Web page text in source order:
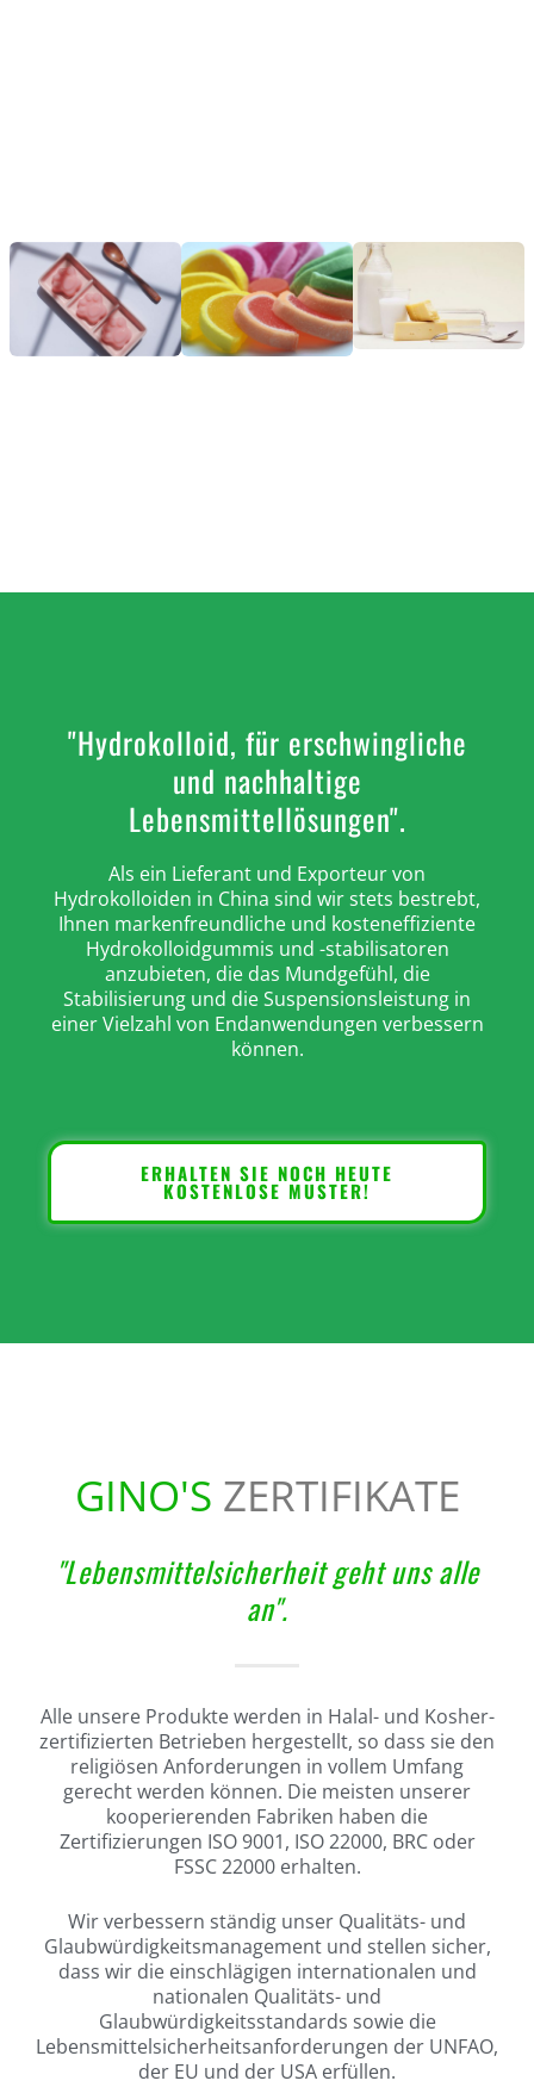
"Hydrokolloid, für erschwingliche
und nachhaltige
Lebensmittellösungen".
Als ein Lieferant und Exporteur von
Hydrokolloiden in China sind wir stets bestrebt,
Ihnen markenfreundliche und kosteneffiziente
Hydrokolloidgummis und -stabilisatoren
anzubieten, die das Mundgefühl, die
Stabilisierung und die Suspensionsleistung in
einer Vielzahl von Endanwendungen verbessern
können.
ERHALTEN SIE NOCH HEUTE
KOSTENLOSE MUSTER!
GINO'S ZERTIFIKATE
"Lebensmittelsicherheit geht uns alle
an".
Alle unsere Produkte werden in Halal- und Kosher-
zertifizierten Betrieben hergestellt, so dass sie den
religiösen Anforderungen in vollem Umfang
gerecht werden können. Die meisten unserer
kooperierenden Fabriken haben die
Zertifizierungen ISO 9001, ISO 22000, BRC oder
FSSC 22000 erhalten.
Wir verbessern ständig unser Qualitäts- und
Glaubwürdigkeitsmanagement und stellen sicher,
dass wir die einschlägigen internationalen und
nationalen Qualitäts- und
Glaubwürdigkeitsstandards sowie die
Lebensmittelsicherheitsanforderungen der UNFAO,
der EU und der USA erfüllen.